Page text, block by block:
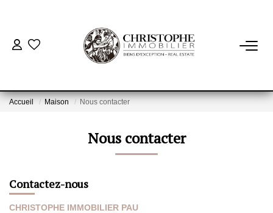
ACHETER
BIENS VENDUS
VENDRE
Accueil Maison Nous contacter
Nous contacter
Contactez-nous
CHRISTOPHE IMMOBILIER PAU